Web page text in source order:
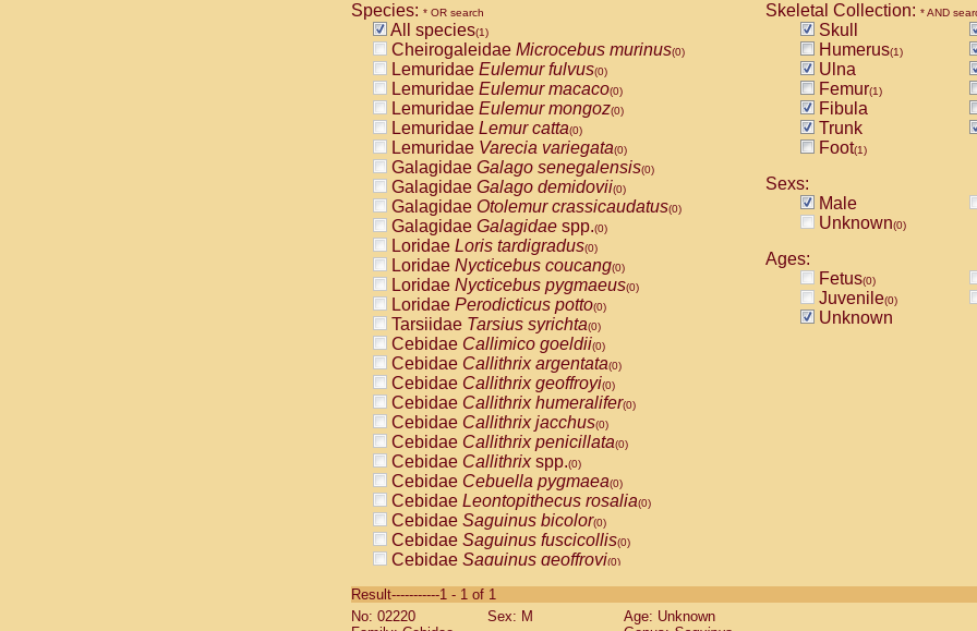
Species: * OR search
All species(1)
Cheirogaleidae Microcebus murinus(0)
Lemuridae Eulemur fulvus(0)
Lemuridae Eulemur macaco(0)
Lemuridae Eulemur mongoz(0)
Lemuridae Lemur catta(0)
Lemuridae Varecia variegata(0)
Galagidae Galago senegalensis(0)
Galagidae Galago demidovii(0)
Galagidae Otolemur crassicaudatus(0)
Galagidae Galagidae spp.(0)
Loridae Loris tardigradus(0)
Loridae Nycticebus coucang(0)
Loridae Nycticebus pygmaeus(0)
Loridae Perodicticus potto(0)
Tarsiidae Tarsius syrichta(0)
Cebidae Callimico goeldii(0)
Cebidae Callithrix argentata(0)
Cebidae Callithrix geoffroyi(0)
Cebidae Callithrix humeralifer(0)
Cebidae Callithrix jacchus(0)
Cebidae Callithrix penicillata(0)
Cebidae Callithrixspp.(0)
Cebidae Cebuella pygmaea(0)
Cebidae Leontopithecus rosalia(0)
Cebidae Saguinus bicolor(0)
Cebidae Saguinus fuscicollis(0)
Cebidae Saguinus geoffroyi(0)
CebidaeSaguinus labiatus(0)
Cebidae Saguinus leucopus (0)
Skeletal Collection: * AND
Skull
Humerus(1)
Ulna
Femur(1)
Fibula
Trunk
Foot(1)
Sexs:
Male
Unknown(0)
Ages:
Fetus(0)
Juvenile(0)
Unknown
Result-----------1 - 1 of 1
No: 02220
Sex: M
Age: Unknown